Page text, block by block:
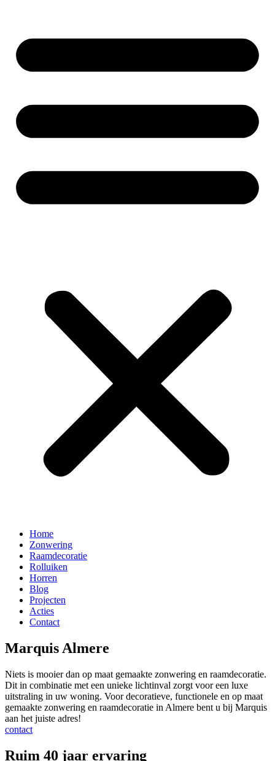
Home
Zonwering
Raamdecoratie
Rolluiken
Horren
Blog
Projecten
Acties
Contact
Marquis Almere
Niets is mooier dan op maat gemaakte zonwering en raamdecoratie.
Dit in combinatie met een unieke lichtinval zorgt voor een luxe
uitstraling in uw woning. Voor decoratieve, functionele en op maat
gemaakte zonwering en raamdecoratie in Almere bent u bij Marquis
aan het juiste adres!
contact
Ruim 40 jaar ervaring